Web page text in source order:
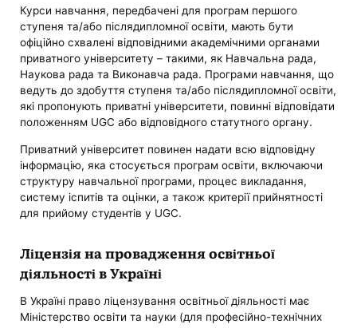
Курси навчання, передбачені для програм першого
ступеня та/або післядипломної освіти, мають бути
офіційно схвалені відповідними академічними органами
приватного університету – такими, як Навчальна рада,
Наукова рада та Виконавча рада. Програми навчання, що
ведуть до здобуття ступеня та/або післядипломної освіти,
які пропонують приватні університети, повинні відповідати
положенням UGC або відповідного статутного органу.
Приватний університет повинен надати всю відповідну
інформацію, яка стосується програм освіти, включаючи
структуру навчальної програми, процес викладання,
систему іспитів та оцінки, а також критерії прийнятності
для прийому студентів у UGC.
Ліцензія на провадження освітньої
діяльності в Україні
В Україні право ліцензування освітньої діяльності має
Міністерство освіти та науки (для професійно-технічних